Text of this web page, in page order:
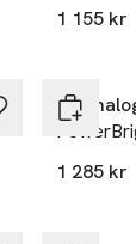
1 155 kr
1 285 kr